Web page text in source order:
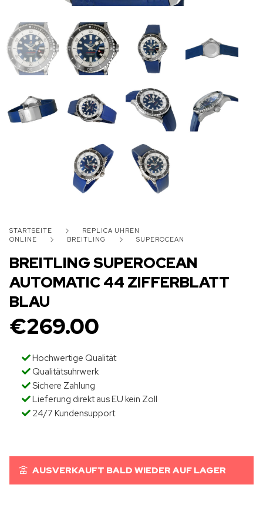
STARTSEITE
REPLICA UHREN
ONLINE
BREITLING SUPEROCEAN
BREITLING SUPEROCEAN
AUTOMATIC 44 ZIFFERBLATT
BLAU
€269.00
Hochwertige Qualität
Qualitätsuhrwerk
Sichere Zahlung
Lieferung direkt aus EU kein Zoll
24/7 Kundensupport
AUSVERKAUFT BALD WIEDER AUF LAGER